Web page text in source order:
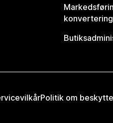
konvertering
Politik om